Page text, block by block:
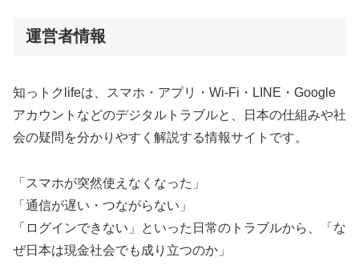
運営者情報
知っトクlifeは、スマホ・アプリ・Wi-Fi・LINE・Google
アカウントなどのデジタルトラブルと、日本の仕組みや社
会の疑問を分かりやすく解説する情報サイトです。
「スマホが突然使えなくなった」
「通信が遅い・つながらない」
「ログインできない」といった日常のトラブルから、「な
ぜ日本は現金社会でも成り立つのか」